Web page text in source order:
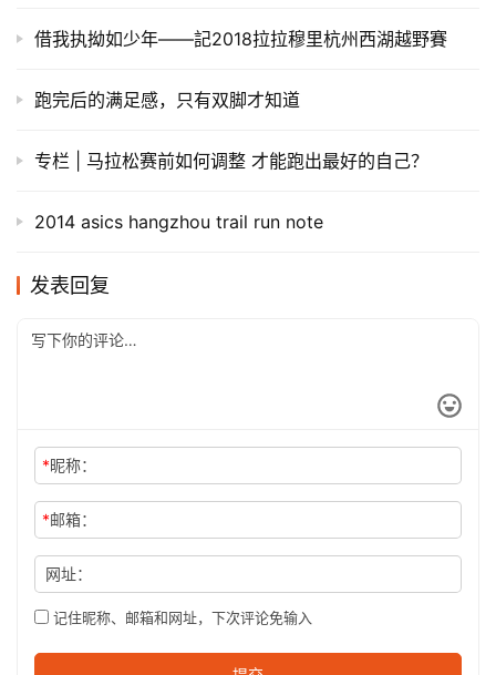
借我执拗如少年——記2018拉拉穆里杭州西湖越野賽
跑完后的满足感，只有双脚才知道
专栏 | 马拉松赛前如何调整 才能跑出最好的自己？
2014 asics hangzhou trail run note
发表回复
*昵称：
*邮箱：
网址：
记住昵称、邮箱和网址，下次评论免输入